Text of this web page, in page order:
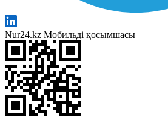
Nur24.kz Мобильді қосымшасы